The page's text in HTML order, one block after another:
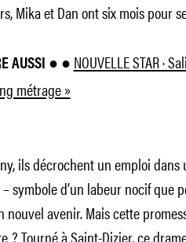
Mika et Dan ont six mois pour
AUSSI ● ● NOUVELLE STAR ·
métrage »
ils décrochent un emploi
symbole d’un labeur nocif que
nouvel avenir. Mais cette
? Tourné à Saint-Dizier, ce